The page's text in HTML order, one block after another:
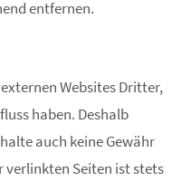
entfernen.
Websites Dritter,
haben. Deshalb
auch keine Gewähr
verlinkten Seiten ist stets